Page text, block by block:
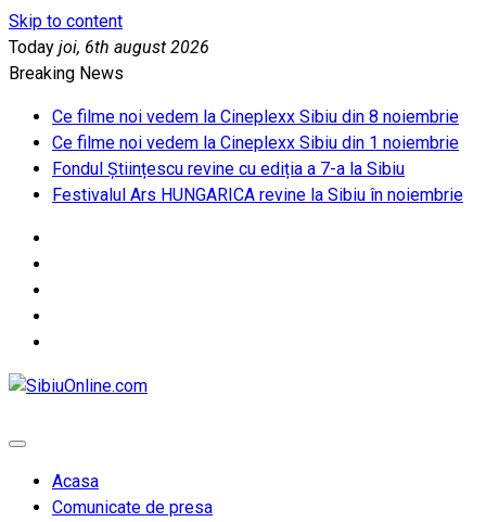
Skip to content
Today joi, 6th august 2026
Breaking News
Ce filme noi vedem la Cineplexx Sibiu din 8 noiembrie
Ce filme noi vedem la Cineplexx Sibiu din 1 noiembrie
Fondul Științescu revine cu ediția a 7-a la Sibiu
Festivalul Ars HUNGARICA revine la Sibiu în noiembrie
Acasa
Comunicate de presa